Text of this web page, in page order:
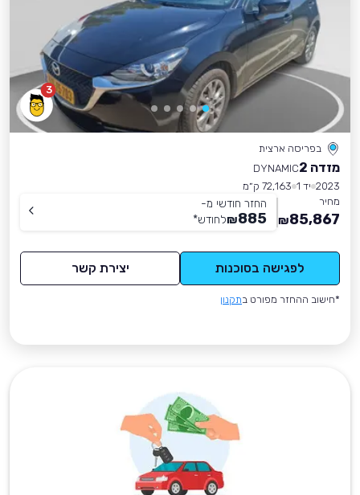
3
בפריסה ארצית
מזדה 2
DYNAMIC
2023 יד 1
72,163 ק״מ
מחיר
85,867
₪
החזר חודשי מ-
885
₪לחודש*
לפגישה בסוכנות יצירת קשר
*חישוב ההחזר מפורט בתקנון